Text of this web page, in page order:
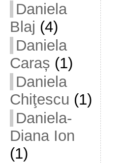
Daniela
Blaj (4)
Daniela
Caraș (1)
Daniela
Chiţescu (1)
Daniela-
Diana Ion
(1)